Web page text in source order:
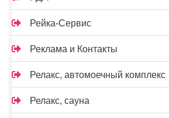
Рейка-Сервис
Реклама и Контакты
Релакс, автомоечный комплекс
Релакс, сауна